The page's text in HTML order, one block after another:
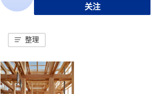
关注
整理